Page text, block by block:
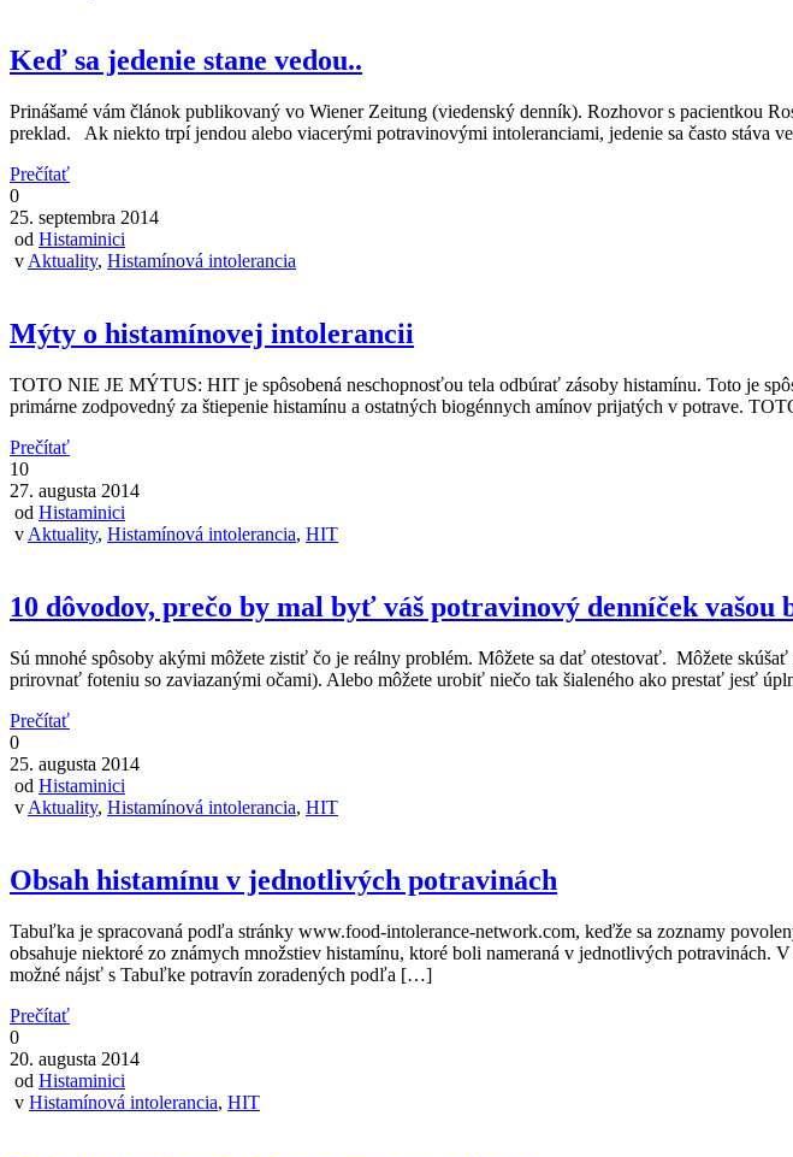
Keď sa jedenie stane vedou..
Prinášamé vám článok publikovaný vo Wiener Zeitung (viedenský denník). Rozhovor s pacientkou
preklad. Ak niekto trpí jendou alebo viacerými potravinovými intoleranciami, jedenie sa často stáva
Prečítať
0
25. septembra 2014
od Histaminici
v Aktuality, Histamínová intolerancia
Mýty o histamínovej intolerancii
TOTO NIE JE MÝTUS: HIT je spôsobená neschopnosťou tela odbúrať zásoby histamínu. Toto je
primárne zodpovedný za štiepenie histamínu a ostatných biogénnych amínov prijatých v potrave.
Prečítať
10
27. augusta 2014
od Histaminici
v Aktuality, Histamínová intolerancia, HIT
10 dôvodov, prečo by mal byť váš potravinový denníček vašou
Sú mnohé spôsoby akými môžete zistiť čo je reálny problém. Môžete sa dať otestovať. Môžete
prirovnať foteniu so zaviazanými očami). Alebo môžete urobiť niečo tak šialeného ako prestať jesť
Prečítať
0
25. augusta 2014
od Histaminici
v Aktuality, Histamínová intolerancia, HIT
Obsah histamínu v jednotlivých potravinách
Tabuľka je spracovaná podľa stránky www.food-intolerance-network.com, keďže sa zoznamy
obsahuje niektoré zo známych množstiev histamínu, ktoré boli nameraná v jednotlivých
možné nájsť s Tabuľke potravín zoradených podľa […]
Prečítať
0
20. augusta 2014
od Histaminici
v Histamínová intolerancia, HIT